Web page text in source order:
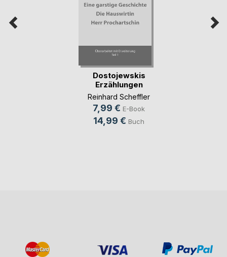
Dostojewskis
Erzählungen
Reinhard Scheffler
7,99 € E-Book
14,99 € Buch